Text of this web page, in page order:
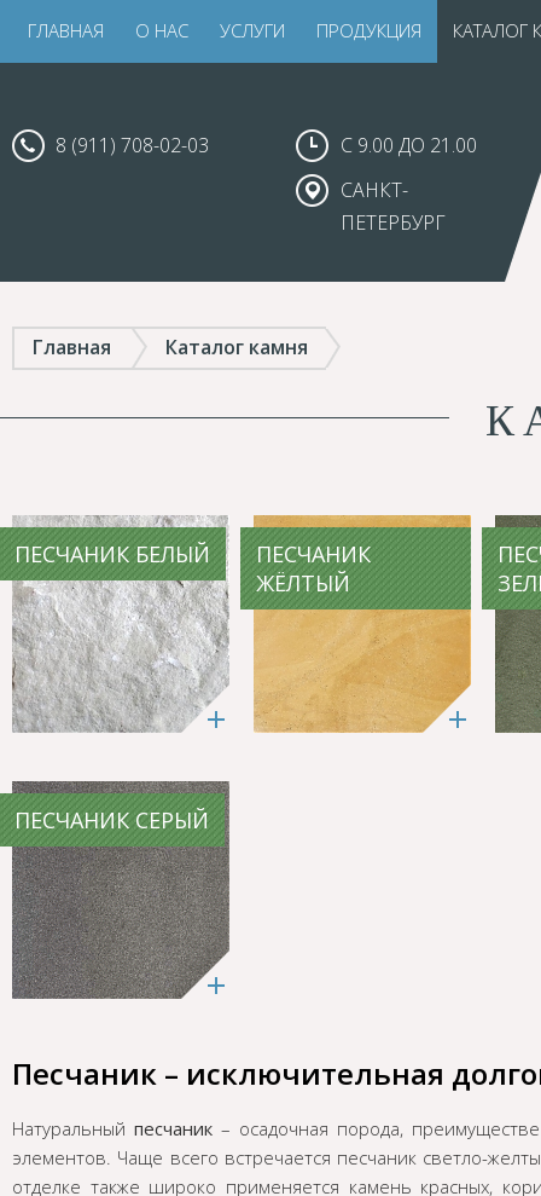
ГЛАВНАЯ О НАС УСЛУГИ ПРОДУКЦИЯ КАТАЛОГ
8 (911) 708-02-03
С 9.00 ДО 21.00
САНКТ-
ПЕТЕРБУРГ
Главная Каталог камня
ПЕСЧАНИК БЕЛЫЙ
ПЕСЧАНИК
ЖЁЛТЫЙ
ПЕСЧАНИК СЕРЫЙ
Песчаник – исключительная
Натуральныйпесчаник – осадочная порода,
элементов. Чаще всего встречается песчаник светло-
отделке также широко применяется камень красных,